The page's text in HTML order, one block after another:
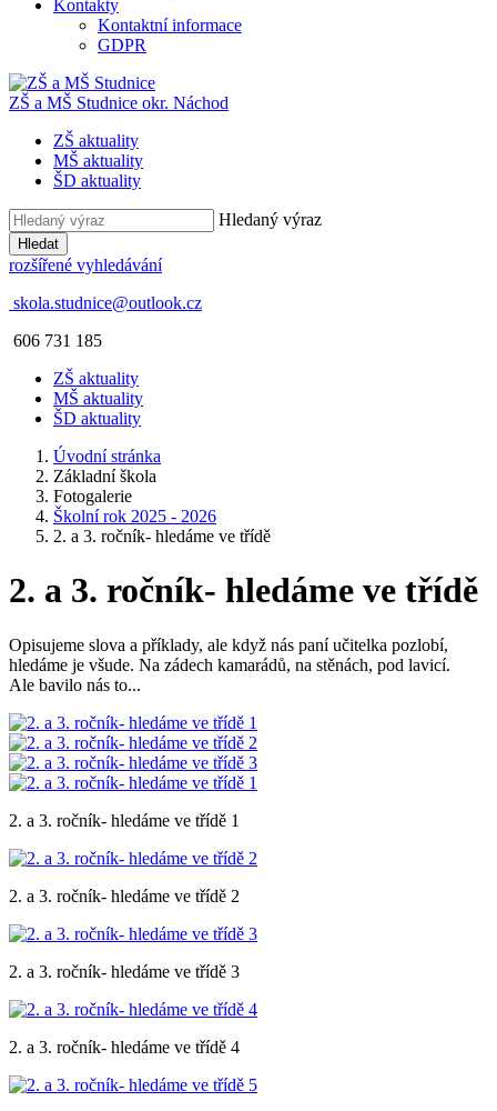
Kontakty
Kontaktní informace
GDPR
ZŠ a MŠ Studnice okr. Náchod
ZŠ aktuality
MŠ aktuality
ŠD aktuality
Hledaný výraz
Hledat
rozšířené vyhledávání
skola.studnice@outlook.cz
606 731 185
ZŠ aktuality
MŠ aktuality
ŠD aktuality
Úvodní stránka
Základní škola
Fotogalerie
Školní rok 2025 - 2026
2. a 3. ročník- hledáme ve třídě
2. a 3. ročník- hledáme ve třídě
Opisujeme slova a příklady, ale když nás paní učitelka pozlobí,
hledáme je všude. Na zádech kamarádů, na stěnách, pod lavicí.
Ale bavilo nás to...
2. a 3. ročník- hledáme ve třídě 1
2. a 3. ročník- hledáme ve třídě 2
2. a 3. ročník- hledáme ve třídě 3
2. a 3. ročník- hledáme ve třídě 4